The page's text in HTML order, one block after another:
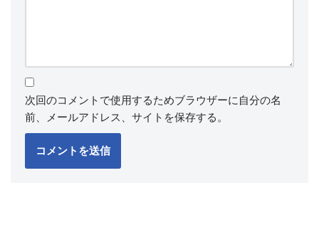
次回のコメントで使用するためブラウザーに自分の名
前、メールアドレス、サイトを保存する。